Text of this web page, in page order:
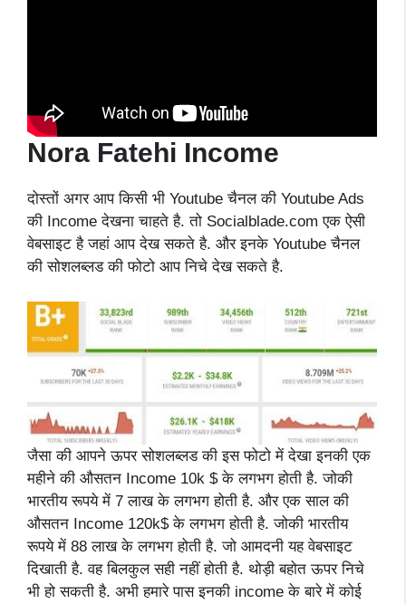
Nora Fatehi Income
दोस्तों अगर आप किसी भी Youtube चैनल की Youtube Ads
की Income देखना चाहते है. तो Socialblade.com एक ऐसी
वेबसाइट है जहां आप देख सकते है. और इनके Youtube चैनल
की सोशलब्लड की फोटो आप निचे देख सकते है.
जैसा की आपने ऊपर सोशलब्लड की इस फोटो में देखा इनकी एक
महीने की औसतन Income 10k $ के लगभग होती है. जोकी
भारतीय रूपये में 7 लाख के लगभग होती है. और एक साल की
औसतन Income 120k$ के लगभग होती है. जोकी भारतीय
रूपये में 88 लाख के लगभग होती है. जो आमदनी यह वेबसाइट
दिखाती है. वह बिलकुल सही नहीं होती है. थोड़ी बहोत ऊपर निचे
भी हो सकती है. अभी हमारे पास इनकी income के बारे में कोई